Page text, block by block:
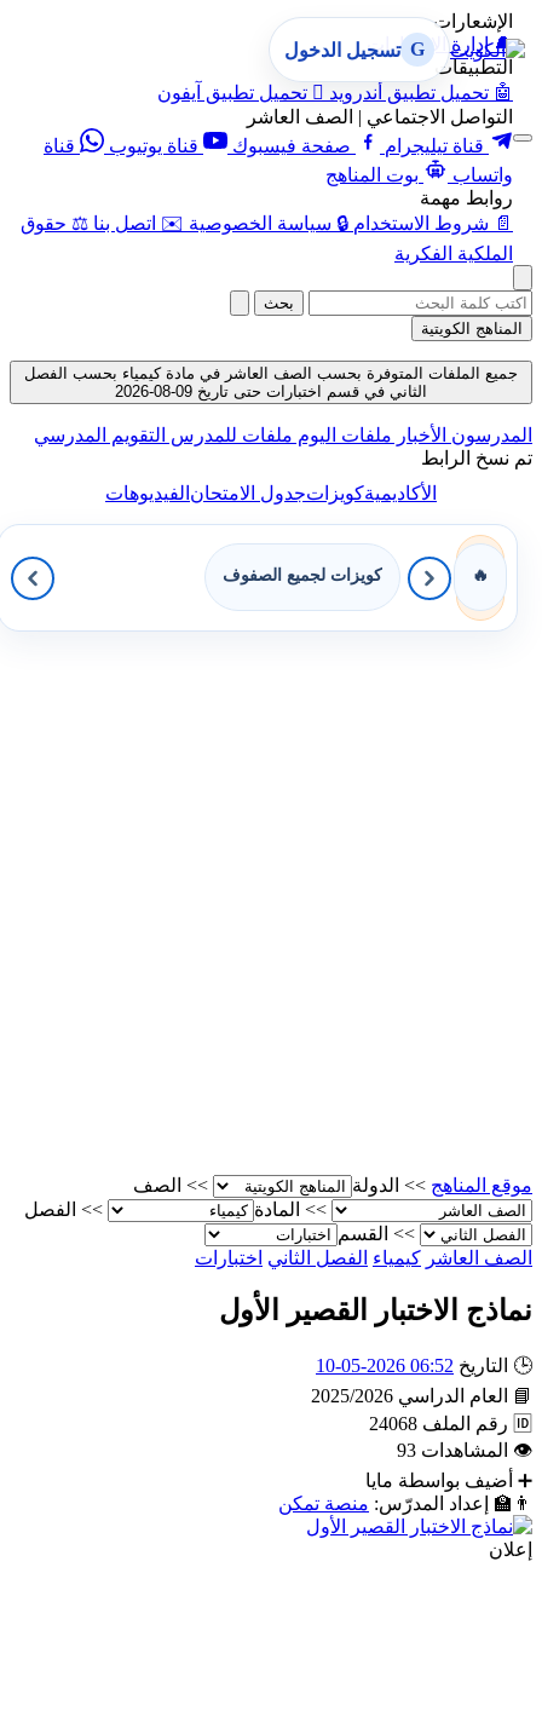
الإشعارات
🔔 إدارة الإشعارات
التطبيقات
🤖 تحميل تطبيق أندرويد  تحميل تطبيق آيفون
التواصل الاجتماعي | الصف العاشر
قناة تيليجرام
صفحة فيسبوك قناة يوتيوب
قناة
واتساب
بوت المناهج
روابط مهمة
📄 شروط الاستخدام 🔒 سياسة الخصوصية ✉️ اتصل بنا ⚖️ حقوق
الملكية الفكرية
G تسجيل الدخول
بحث
المناهج الكويتية
جميع الملفات المتوفرة بحسب الصف العاشر في مادة كيمياء بحسب الفصل
الثاني في قسم اختبارات حتى تاريخ 09-08-2026
المدرسون الأخبار ملفات اليوم ملفات للمدرس التقويم المدرسي
تم نسخ الرابط
الأكاديميةكويزاتجدول الامتحانالفيديوهات
🔥 كويزات لجميع الصفوف
موقع المناهج >> الدولة >>
الصف
>>
المادة >>
الفصل
>>
القسم
الصف العاشر كيمياء الفصل الثاني اختبارات
نماذج الاختبار القصير الأول
🕒 التاريخ 06:52 2026-05-10
📘
العام الدراسي 2025/2026
🆔 رقم الملف 24068
👁
المشاهدات 93
➕
أضيف بواسطة مايا
👨‍🏫
إعداد المدرّس: منصة تمكن
إعلان